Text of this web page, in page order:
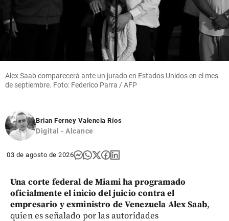
Alex Saab comparecerá ante un jurado en Estados Unidos en el mes
de septiembre. Foto: Federico Parra / AFP
Brian Ferney Valencia Ríos
Digital - Alcance
03 de agosto de 2026
Una corte federal de Miami ha programado
oficialmente el inicio del juicio contra el
empresario y exministro de Venezuela Alex Saab,
quien es señalado por las autoridades